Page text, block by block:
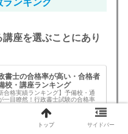
座を選ぶことにあり
書士の合格率が高い・合格者
校・講座ランキング
合格実績ランキング】予備校・通
一目瞭然！行政書士試験の合格率
が多い予備校や通信講座を知りた
格の近道はここ。
トップ サイドバー